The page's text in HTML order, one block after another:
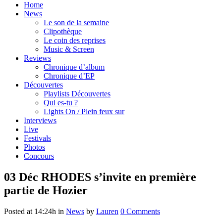
Home
News
Le son de la semaine
Clipothèque
Le coin des reprises
Music & Screen
Reviews
Chronique d’album
Chronique d’EP
Découvertes
Playlists Découvertes
Qui es-tu ?
Lights On / Plein feux sur
Interviews
Live
Festivals
Photos
Concours
03 Déc RHODES s’invite en première
partie de Hozier
Posted at 14:24h in News by Lauren 0 Comments